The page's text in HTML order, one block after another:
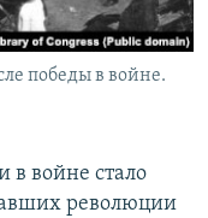
победы в войне.
войне стало
революции